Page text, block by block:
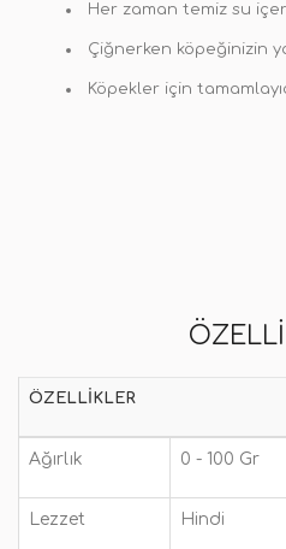
Her zaman temiz su
Çiğnerken köpeğinizin
Köpekler için
ÖZELLIKLER
Ağırlık 0 - 100 Gr
Lezzet Hindi